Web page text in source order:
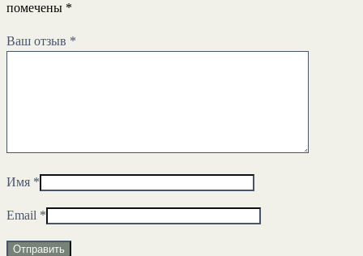
помечены *
Ваш отзыв *
Имя *
Email *